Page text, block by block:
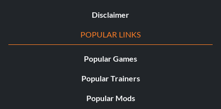
Disclaimer
POPULAR LINKS
Popular Games
Popular Trainers
Popular Mods